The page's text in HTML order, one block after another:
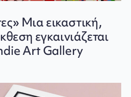
Μια εικαστική,
εγκαινιάζεται
Art Gallery